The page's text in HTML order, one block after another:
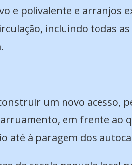
e polivalente e arranjos
incluindo todas
um novo acesso,
em frente ao
até à paragem dos